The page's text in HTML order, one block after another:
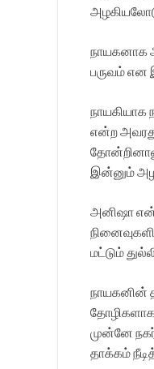
நாயகனாக
பருவம் என
என்ற
இன்னும்
அனிஷா
மட்டும்
நாயகனின்
முன்னே
தாக்கம்